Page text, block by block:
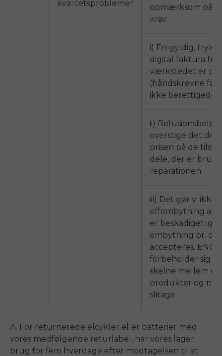
kvalitetsproblemer
opmærksom på
krav:
i) En gyldig, trykt
digital faktura fra
værkstedet er
(håndskrevne
ikke berettigede);
ii)
overstige det
prisen på de
dele, der er
reparationen.
iii) Det gør vi ikke
offombytning af
er beskadiget
ombytning pr. del
accepteres.
forbeholder sig
skelne mellem
produkter og
slitage.
A. For returnerede elcykler eller batterier med
vores medfølgende returlabel, har vores lager
brug for fem hverdage efter modtagelsen til at